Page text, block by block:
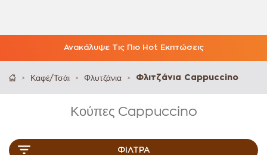
Ανακάλυψε Τις Πιο Hot Εκπτώσεις
> Καφέ/Τσάι > Φλυτζάνια > Φλιτζάνια Cappuccino
Κούπες Cappuccino
ΦΊΛΤΡΑ